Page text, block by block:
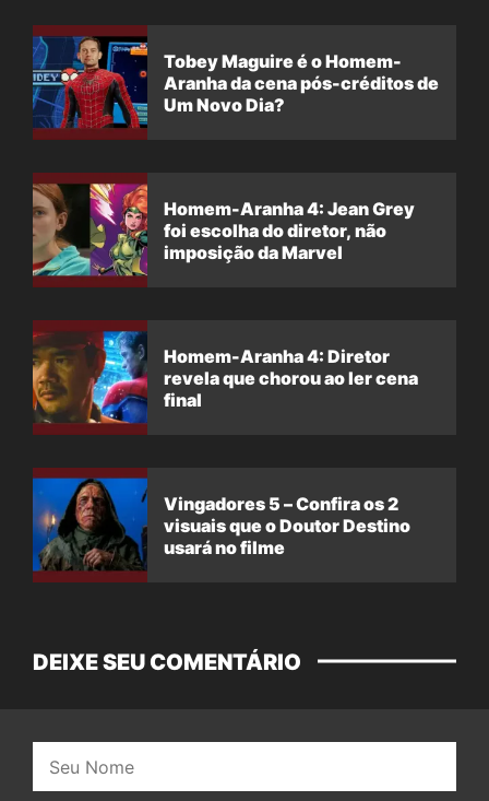
Tobey Maguire é o Homem-
Aranha da cena pós-créditos de
Um Novo Dia?
Homem-Aranha 4: Jean Grey
foi escolha do diretor, não
imposição da Marvel
Homem-Aranha 4: Diretor
revela que chorou ao ler cena
final
Vingadores 5 – Confira os 2
visuais que o Doutor Destino
usará no filme
DEIXE SEU COMENTÁRIO